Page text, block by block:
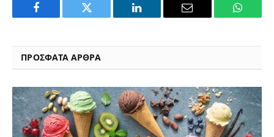
Facebook Twitter LinkedIn Email
ΠΡΟΣΦΑΤΑ ΑΡΘΡΑ